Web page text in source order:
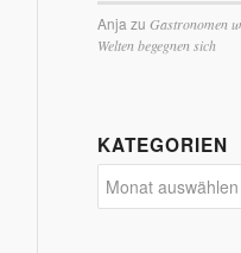
Anja zuGastronomen
Welten begegnen sich
KATEGORIEN